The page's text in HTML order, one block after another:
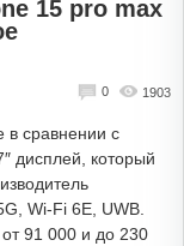
15 pro max
1903
0
в сравнении с
дисплей, который
Wi-Fi 6E, UWB.
91 000 и до 230